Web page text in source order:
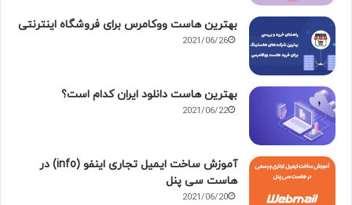
بهترین هاست ووکامرس برای فروشگاه اینترنتی
2021/06/26
بهترین هاست دانلود ایران کدام است؟
2021/06/22
آموزش ساخت ایمیل تجاری اینفو (info) در
هاست سی پنل
2021/06/20